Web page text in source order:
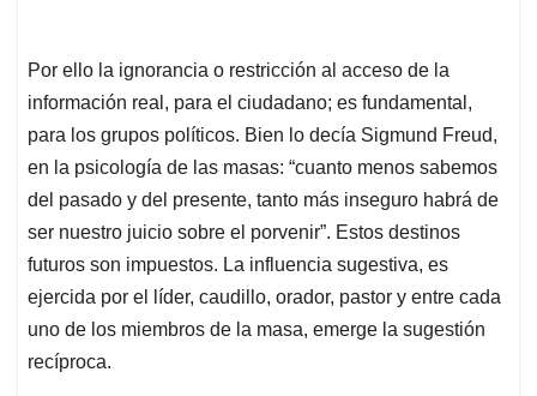
Por ello la ignorancia o restricción al acceso de la
información real, para el ciudadano; es fundamental,
para los grupos políticos. Bien lo decía Sigmund Freud,
en la psicología de las masas: “cuanto menos sabemos
del pasado y del presente, tanto más inseguro habrá de
ser nuestro juicio sobre el porvenir”. Estos destinos
futuros son impuestos. La influencia sugestiva, es
ejercida por el líder, caudillo, orador, pastor y entre cada
uno de los miembros de la masa, emerge la sugestión
recíproca.